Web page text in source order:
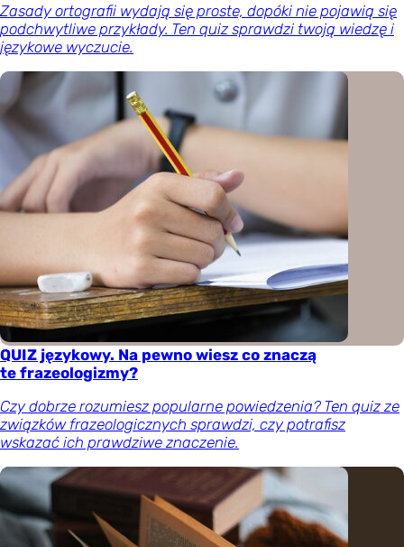
Zasady ortografii wydają się proste, dopóki nie pojawią się
podchwytliwe przykłady. Ten quiz sprawdzi twoją wiedzę i
językowe wyczucie.
QUIZ językowy. Na pewno wiesz co znaczą
te frazeologizmy?
Czy dobrze rozumiesz popularne powiedzenia? Ten quiz ze
związków frazeologicznych sprawdzi, czy potrafisz
wskazać ich prawdziwe znaczenie.